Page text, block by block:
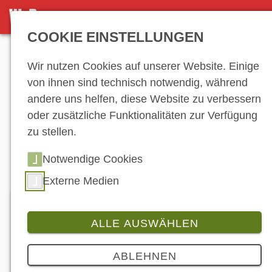
DETAILANSICHT
Hersteller-
Verzeichnis
HORWIN Europe GmbH
COOKIE EINSTELLUNGEN
Wir nutzen Cookies auf unserer Website. Einige
von ihnen sind technisch notwendig, während
andere uns helfen, diese Website zu verbessern
oder zusätzliche Funktionalitäten zur Verfügung
zu stellen.
Notwendige Cookies
Externe Medien
ALLE AUSWÄHLEN
ABLEHNEN